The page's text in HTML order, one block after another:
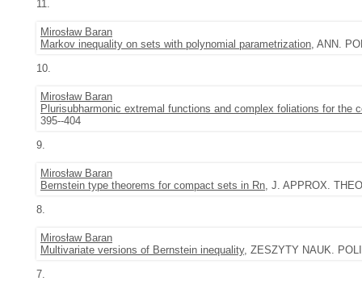
11.
Mirosław Baran
Markov inequality on sets with polynomial parametrization, ANN.
10.
Mirosław Baran
Plurisubharmonic extremal functions and complex foliations for the
395--404
9.
Mirosław Baran
Bernstein type theorems for compact sets in Rn, J. APPROX.
8.
Mirosław Baran
Multivariate versions of Bernstein inequality, ZESZYTY NAUK.
7.